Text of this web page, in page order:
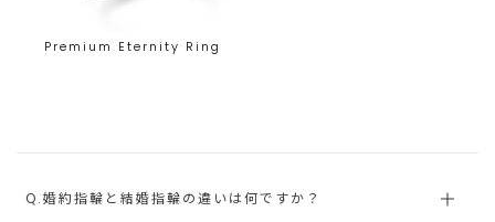
Premium Eternity Ring
Q.婚約指輪と結婚指輪の違いは何ですか？